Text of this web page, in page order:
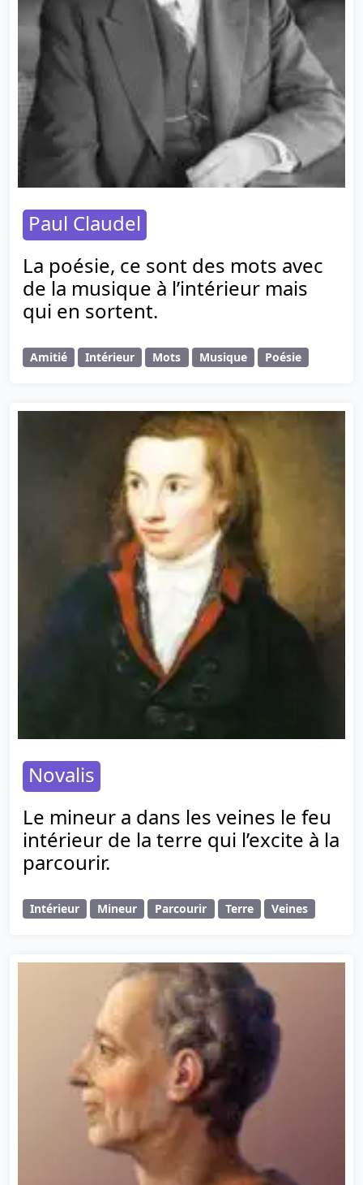
Paul Claudel
La poésie, ce sont des mots avec
de la musique à l’intérieur mais
qui en sortent.
Amitié Intérieur Mots Musique Poésie
Novalis
Le mineur a dans les veines le feu
intérieur de la terre qui l’excite à la
parcourir.
Intérieur Mineur Parcourir Terre Veines